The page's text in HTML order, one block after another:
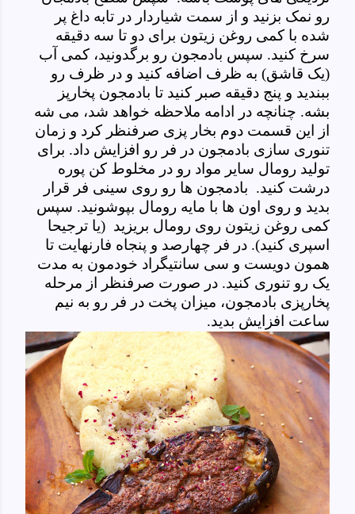
رو نمک بزنید و از سمت شیاردار در تابه داغ پر
شده با کمی روغن زیتون برای دو تا سه دقیقه
سرخ کنید. سپس بادمجون رو برگدونید، کمی آب
(یک قاشق) به ظرف اضافه کنید و در ظرف رو
ببندید و پنج دقیقه صبر کنید تا بادمجون پخارپز
بشه. چنانچه در ادامه ملاحظه خواهد شد، می شه
از این قسمت دوم بخار پزی صرفنظر کرد و زمان
تنوری سازی بادمجون در فر رو افزایش داد. برای
تولید رومال سایر مواد رو در مخلوط کن پوره
درشت کنید. بادمجون ها رو روی سینی فر قرار
بدید و روی اون ها با مایه رومال بپوشونید. سپس
کمی روغن زیتون روی رومال بریزید (یا ترجیحا
اسپری کنید). در فر چهارصد و پنجاه فارنهایت تا
همون دویست و سی سانتیگراد خودمون به مدت
یک رو تنوری کنید. در صورت صرفنظر از مرحله
پخارپزی بادمجون، میزان پخت در فر رو به نیم
ساعت افزایش بدید.